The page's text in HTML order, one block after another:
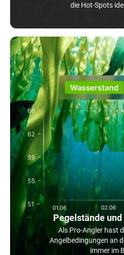
die Hot-Spots
Pegelstände
Als Pro-Angler hast
Angelbedingungen an
immer im